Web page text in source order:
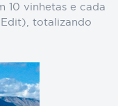
10 vinhetas e cada
totalizando